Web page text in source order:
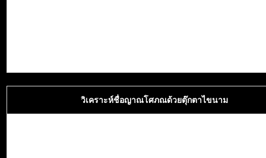
วิเคราะห์ชื่อญาณโศภณด้วยตุ๊กตาไขนาม